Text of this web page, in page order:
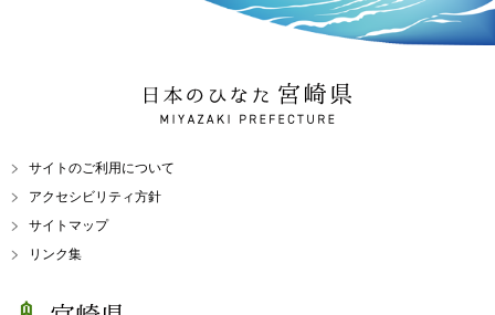
日本のひなた 宮崎県
MIYAZAKI PREFECTURE
サイトのご利用について
アクセシビリティ方針
サイトマップ
リンク集